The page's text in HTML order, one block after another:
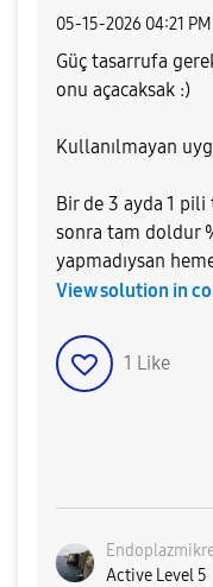
‎05-15-2026 04:21 PM
Güç tasarrufa
onu açacaksak :)
Kullanılmayan
Bir de 3 ayda 1
sonra tam doldur
yapmadıysan
View solution in
1 Like
Active Level 5